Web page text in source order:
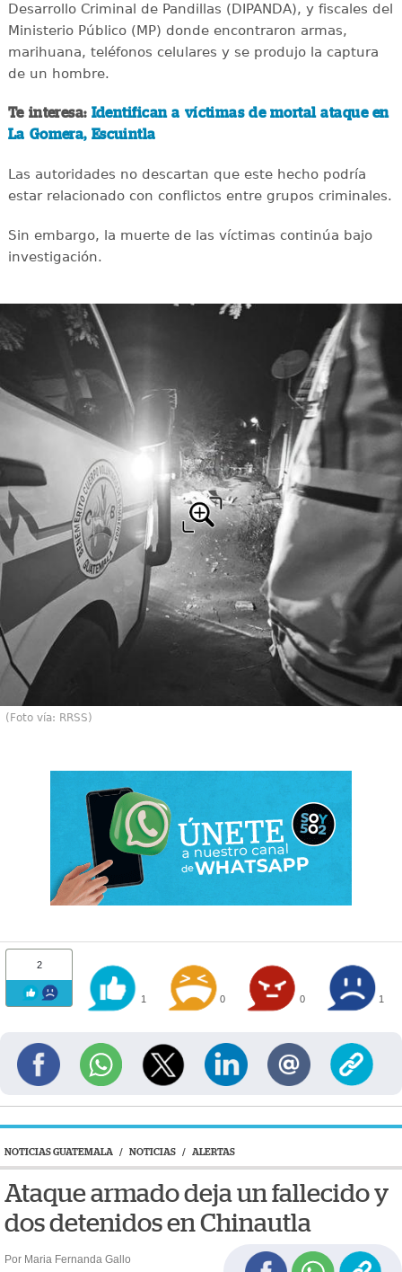
Desarrollo Criminal de Pandillas (DIPANDA), y fiscales del
Ministerio Público (MP) donde encontraron armas,
marihuana, teléfonos celulares y se produjo la captura
de un hombre.
Te interesa: Identifican a víctimas de mortal ataque en
La Gomera, Escuintla
Las autoridades no descartan que este hecho podría
estar relacionado con conflictos entre grupos criminales.
Sin embargo, la muerte de las víctimas continúa bajo
investigación.
(Foto vía: RRSS)
2
1 0 0 1
NOTICIAS GUATEMALA / NOTICIAS / ALERTAS
Ataque armado deja un fallecido y
dos detenidos en Chinautla
Por Maria Fernanda Gallo